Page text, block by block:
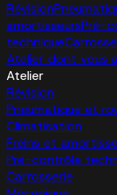
Révision
amortisseursPré-
technique
Atelier dont vous
Atelier
Révision
Pneumatique et
Climatisation
Freins et
Pré-contrôle
Carrosserie